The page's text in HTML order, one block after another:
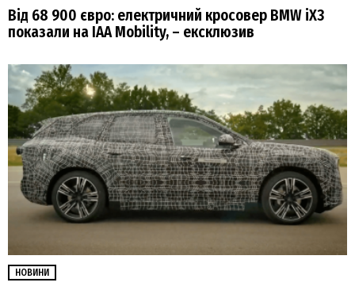
Від 68 900 євро: електричний кросовер BMW iX3
показали на IAA Mobility, – ексклюзив
НОВИНИ